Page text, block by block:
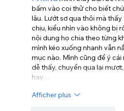
bấm vào coi thử cho biết
lâu. Lướt sơ qua thôi mà
chịu, kiểu nhìn vào không bị
nội dung họ chia theo từng
mình kéo xuống nhanh vẫn
mục nào. Mình cũng để ý
dễ thấy, chuyển qua lại
hay…
Afficher plus